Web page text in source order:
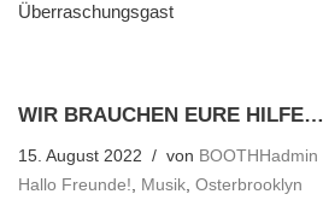
Überraschungsgast
WIR BRAUCHEN EURE HILFE…
15. August 2022 von BOOTHHadmin
Hallo Freunde!, Musik, Osterbrooklyn